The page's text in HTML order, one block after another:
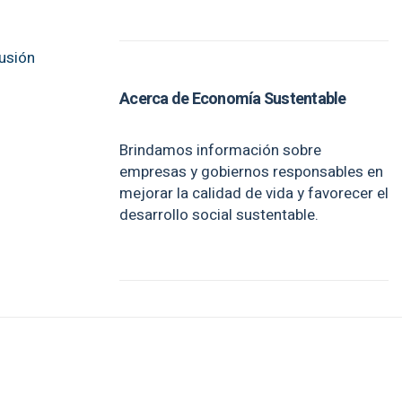
Acerca de Economía Sustentable
Brindamos información sobre
empresas y gobiernos responsables en
mejorar la calidad de vida y favorecer el
desarrollo social sustentable.